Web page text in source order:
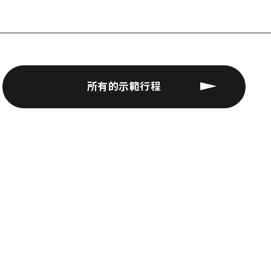
所有的示範行程